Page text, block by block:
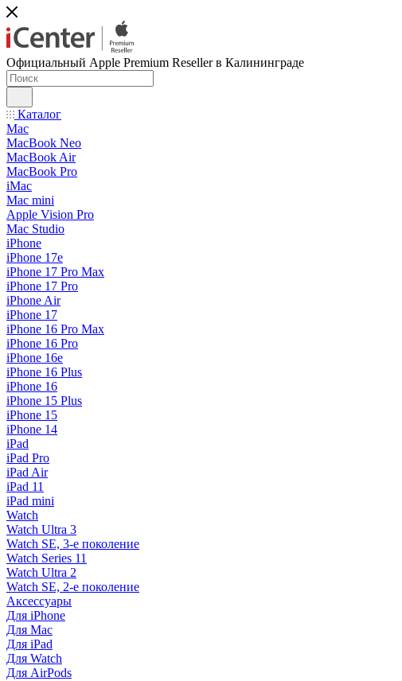
Официальный Apple Premium Reseller в Калининграде
Каталог
Mac
MacBook Neo
MacBook Air
MacBook Pro
iMac
Mac mini
Apple Vision Pro
Mac Studio
iPhone
iPhone 17e
iPhone 17 Pro Max
iPhone 17 Pro
iPhone Air
iPhone 17
iPhone 16 Pro Max
iPhone 16 Pro
iPhone 16e
iPhone 16 Plus
iPhone 16
iPhone 15 Plus
iPhone 15
iPhone 14
iPad
iPad Pro
iPad Air
iPad 11
iPad mini
Watch
Watch Ultra 3
Watch SE, 3-е поколение
Watch Series 11
Watch Ultra 2
Watch SE, 2-е поколение
Аксессуары
Для iPhone
Для Mac
Для iPad
Для Watch
Для AirPods